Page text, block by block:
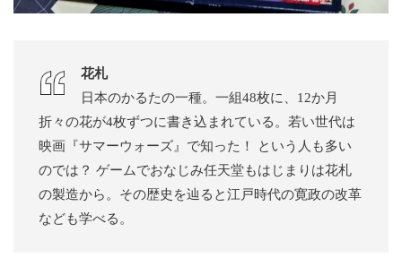
花札
日本のかるたの一種。一組48枚に、12か月
折々の花が4枚ずつに書き込まれている。若い世代は
映画『サマーウォーズ』で知った！ という人も多い
のでは？ ゲームでおなじみ任天堂もはじまりは花札
の製造から。その歴史を辿ると江戸時代の寛政の改革
なども学べる。